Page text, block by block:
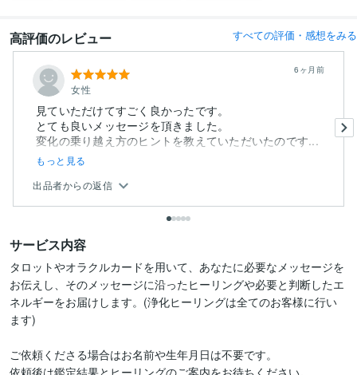
高評価のレビュー すべての評価・感想をみる
女性
6ヶ月前
見ていただけてすごく良かったです。
とても良いメッセージを頂きました。
変化の乗り越え方のヒントを教えていただいたのです...
もっと見る
出品者からの返信
サービス内容
タロットやオラクルカードを用いて、あなたに必要なメッセージを
お伝えし、そのメッセージに沿ったヒーリングや必要と判断したエ
ネルギーをお届けします。(浄化ヒーリングは全てのお客様に行い
ます)
ご依頼くださる場合はお名前や生年月日は不要です。